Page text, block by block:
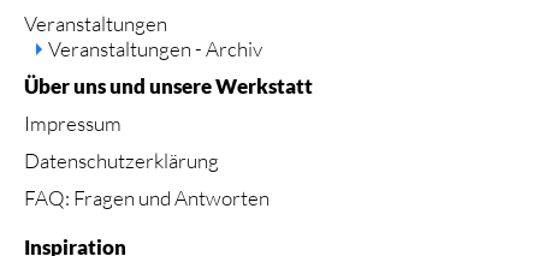
Veranstaltungen
Veranstaltungen - Archiv
Über uns und unsere Werkstatt
Impressum
Datenschutzerklärung
FAQ: Fragen und Antworten
Inspiration